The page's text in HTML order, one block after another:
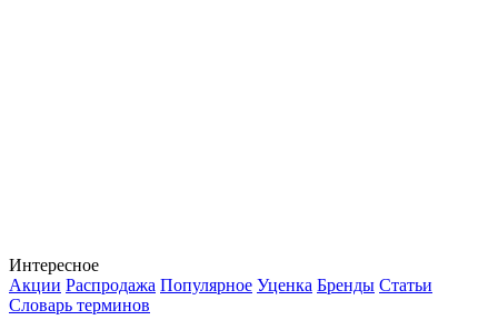
Интересное
Акции Распродажа Популярное Уценка Бренды Статьи
Словарь терминов